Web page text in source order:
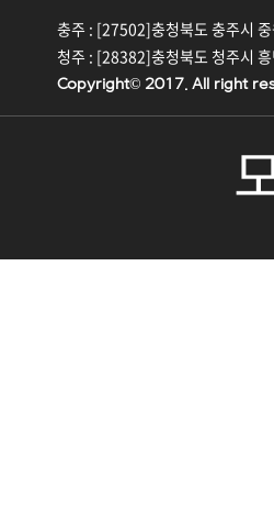
충주 : [27502]충청북도 충주시
청주 : [28382]충청북도 청주시
Copyright© 2017. All right